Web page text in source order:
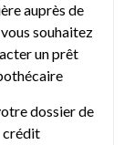
auprès de
souhaitez
un prêt
dossier de
crédit